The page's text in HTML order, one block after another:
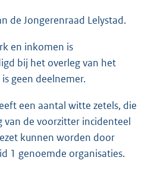
de Jongerenraad Lelystad.
en inkomen is
bij het overleg van het
geen deelnemer.
een aantal witte zetels, die
van de voorzitter incidenteel
kunnen worden door
1 genoemde organisaties.